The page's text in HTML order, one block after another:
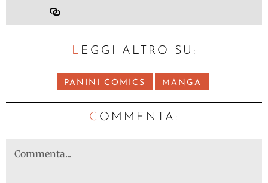
LEGGI ALTRO SU:
PANINI COMICS MANGA
C OMMENTA: